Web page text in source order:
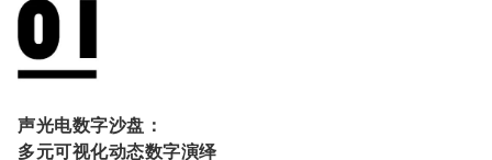
声光电数字沙盘：
多元可视化动态数字演绎